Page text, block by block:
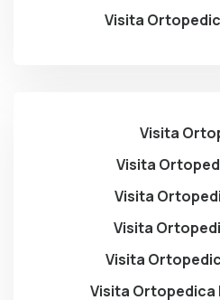
Visita
Visita
Visita
Visita
Visita
Visita
Visita Ortopedica